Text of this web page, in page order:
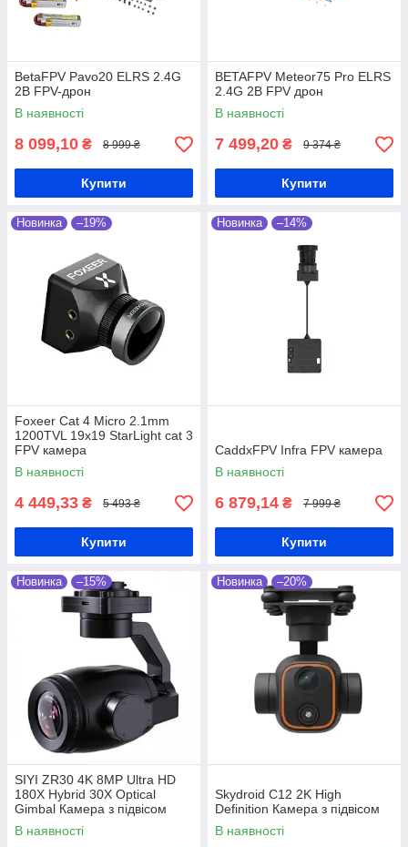
BetaFPV Pavo20 ELRS 2.4G
2B FPV-дрон
В наявності
8 099,10 ₴ 8 999 ₴
Купити
BETAFPV Meteor75 Pro ELRS
2.4G 2B FPV дрон
В наявності
7 499,20 ₴ 9 374 ₴
Купити
Новинка –19%
Foxeer Cat 4 Micro 2.1mm
1200TVL 19x19 StarLight cat 3
FPV камера
В наявності
4 449,33 ₴ 5 493 ₴
Купити
Новинка –14%
CaddxFPV Infra FPV камера
В наявності
6 879,14 ₴ 7 999 ₴
Купити
Новинка –15%
SIYI ZR30 4K 8MP Ultra HD
180X Hybrid 30X Optical
Gimbal Камера з підвісом
В наявності
Новинка –20%
Skydroid C12 2K High
Definition Камера з підвісом
В наявності